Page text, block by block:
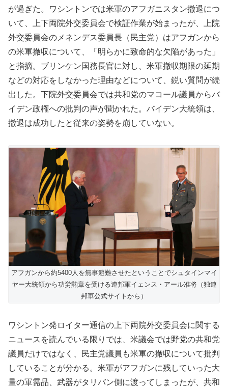
が過ぎた。ワシントンでは米軍のアフガニスタン撤退につ
いて、上下両院外交委員会で検証作業が始まったが、上院
外交委員会のメネンデス委員長（民主党）はアフガンから
の米軍撤収について、「明らかに致命的な欠陥があった」
と指摘。ブリンケン国務長官に対し、米軍撤収期限の延期
などの対応をしなかった理由などについて、鋭い質問が続
出した。下院外交委員会では共和党のマコール議員からバ
イデン政権への批判の声が聞かれた。バイデン大統領は、
撤退は成功したと従来の姿勢を崩していない。
アフガンから約5400人を無事避難させたということでシュタインマイ
ヤー大統領から功労勲章を受ける連邦軍イェンス・アール准将（独連
邦軍公式サイトから）
ワシントン発ロイター通信の上下両院外交委員会に関する
ニュースを読んでいる限りでは、米議会では野党の共和党
議員だけではなく、民主党議員も米軍の撤収について批判
していることが分かる。米軍がアフガンに残していった大
量の軍需品、武器がタリバン側に渡ってしまったが、共和